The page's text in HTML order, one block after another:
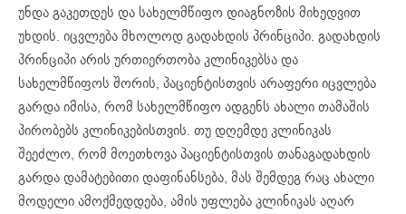
უნდა გაკეთდეს და სახელმწიფო დიაგნოზის მიხედვით
უხდის. იცვლება მხოლოდ გადახდის პრინციპი. გადახდის
პრინციპი არის ურთიერთობა კლინიკებსა და
სახელმწიფოს შორის, პაციენტისთვის არაფერი იცვლება
გარდა იმისა, რომ სახელმწიფო ადგენს ახალი თამაშის
პირობებს კლინიკებისთვის. თუ დღემდე კლინიკას
შეეძლო, რომ მოეთხოვა პაციენტისთვის თანაგადახდის
გარდა დამატებითი დაფინანსება, მას შემდეგ რაც ახალი
მოდელი ამოქმედდება, ამის უფლება კლინიკას აღარ